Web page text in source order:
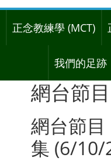
正念教練學 (MCT)
我們的足跡
網台節
網台節
集 (6/10/